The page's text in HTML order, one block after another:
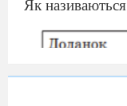
Як